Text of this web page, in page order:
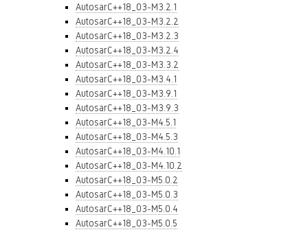
AutosarC++18_03-M3.2.1
AutosarC++18_03-M3.2.2
AutosarC++18_03-M3.2.3
AutosarC++18_03-M3.2.4
AutosarC++18_03-M3.3.2
AutosarC++18_03-M3.4.1
AutosarC++18_03-M3.9.1
AutosarC++18_03-M3.9.3
AutosarC++18_03-M4.5.1
AutosarC++18_03-M4.5.3
AutosarC++18_03-M4.10.1
AutosarC++18_03-M4.10.2
AutosarC++18_03-M5.0.2
AutosarC++18_03-M5.0.3
AutosarC++18_03-M5.0.4
AutosarC++18_03-M5.0.5